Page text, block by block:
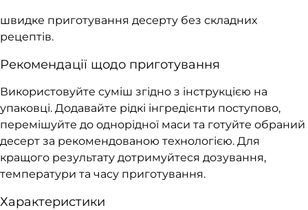
швидке приготування десерту без складних
рецептів.
Рекомендації щодо приготування
Використовуйте суміш згідно з інструкцією на
упаковці. Додавайте рідкі інгредієнти поступово,
перемішуйте до однорідної маси та готуйте обраний
десерт за рекомендованою технологією. Для
кращого результату дотримуйтеся дозування,
температури та часу приготування.
Характеристики